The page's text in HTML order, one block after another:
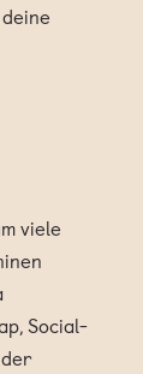
viele
Social-